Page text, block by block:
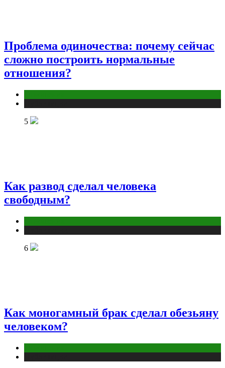
Проблема одиночества: почему сейчас
сложно построить нормальные
отношения?
5
Как развод сделал человека
свободным?
6
Как моногамный брак сделал обезьяну
человеком?